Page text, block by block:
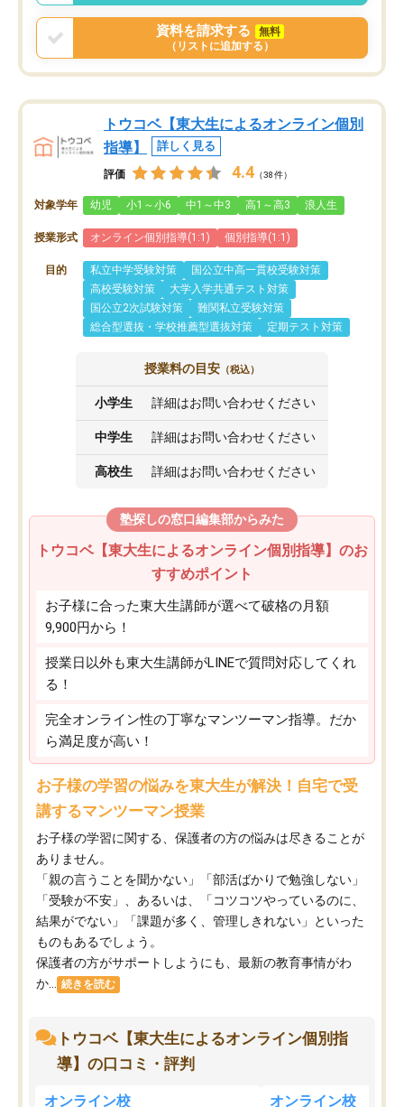
資料を請求する
無料
（リストに追加する）
トウコベ【東大生によるオンライン個別
指導】
詳しく見る
評価 4.4 （38件）
対象学年 幼児 小1～小6 中1～中3 高1～高3 浪人生
授業形式 オンライン個別指導(1:1) 個別指導(1:1)
目的 私立中学受験対策
国公立中高一貫校受験対策
高校受験対策
大学入学共通テスト対策
国公立2次試験対策
難関私立受験対策
総合型選抜・学校推薦型選抜対策
定期テスト対策
授業料の目安 （税込）
小学生 詳細はお問い合わせください
中学生 詳細はお問い合わせください
高校生 詳細はお問い合わせください
塾探しの窓口編集部からみた
トウコベ【東大生によるオンライン個別指導】のお
すすめポイント
お子様に合った東大生講師が選べて破格の月額
9,900円から！
授業日以外も東大生講師がLINEで質問対応してくれ
る！
完全オンライン性の丁寧なマンツーマン指導。だか
ら満足度が高い！
お子様の学習の悩みを東大生が解決！自宅で受
講するマンツーマン授業
お子様の学習に関する、保護者の方の悩みは尽きることが
ありません。
「親の言うことを聞かない」「部活ばかりで勉強しない」
「受験が不安」、あるいは、「コツコツやっているのに、
結果がでない」「課題が多く、管理しきれない」といった
ものもあるでしょう。
保護者の方がサポートしようにも、最新の教育事情がわ
か...
続きを読む
トウコベ【東大生によるオンライン個別指
導】の口コミ・評判
オンライン校 オンライン校